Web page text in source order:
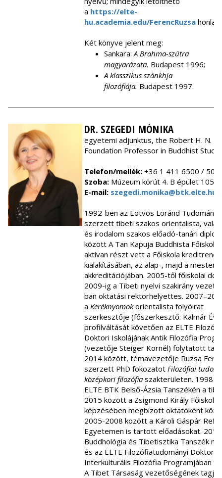
a https://elte-
hu.academia.edu/FerencRuzsa
Két könyve jelent meg:
Sankara:A Brahma-szútra
magyarázata. Budapest 1996;
A klasszikus szánkhja
filozófiája. Budapest 1997.
DR. SZEGEDI MÓNIKA
egyetemi adjunktus, the Robert H. N.
Foundation Professor in Buddhist
Telefon/mellék: +36 1 411 6500 /
Szoba: Múzeum körút 4. B épület 105
E-mail: szegedi.monika@btk.elte.hu
1992-ben az Eötvös Loránd
szerzett tibeti szakos orientalista,
és irodalom szakos előadó-tanári
között A Tan Kapuja Buddhista
aktívan részt vett a Főiskola
kialakításában, az alap-, majd a
akkreditációjában. 2005-től főiskolai
2009-ig a Tibeti nyelvi szakirány
ban oktatási rektorhelyettes.
a Keréknyomokorientalista folyóirat
szerkesztője (főszerkesztő: Kalmár
profilváltását követően az ELTE
Doktori Iskolájának Antik Filozófia
(vezetője Steiger Kornél) folytatott
2014 között, témavezetője Ruzsa
szerzett PhD fokozatot Filozófiai
középkori filozófia szakterületen. 1998
ELTE BTK Belső-Ázsia Tanszékén a
2015 között a Zsigmond Király Főiskola
képzésében megbízott oktatóként
2005-2008 között a Károli Gáspár
Egyetemen is tartott előadásokat.
Buddhológia és Tibetisztika Tanszék
és az ELTE Filozófiatudományi Doktori
Interkulturális Filozófia Programjában
A Tibet Társaság vezetőségének tagja